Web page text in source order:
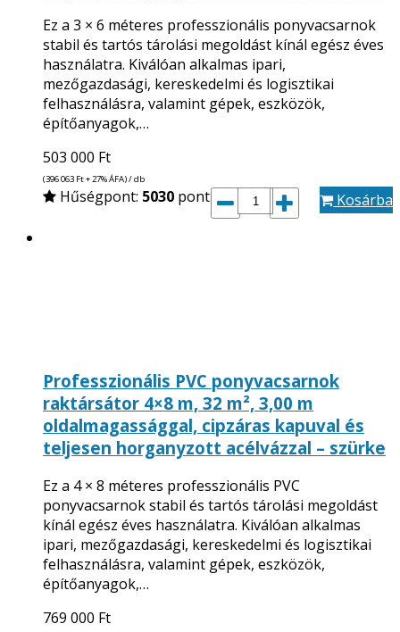
Ez a 3 × 6 méteres professzionális ponyvacsarnok
stabil és tartós tárolási megoldást kínál egész éves
használatra. Kiválóan alkalmas ipari,
mezőgazdasági, kereskedelmi és logisztikai
felhasználásra, valamint gépek, eszközök,
építőanyagok,…
503 000 Ft
(396 063 Ft+ 27% ÁFA) / db
Hűségpont: 5030 pont Kosárba
Professzionális PVC ponyvacsarnok
raktársátor 4×8 m, 32 m², 3,00 m
oldalmagassággal, cipzáras kapuval és
teljesen horganyzott acélvázzal – szürke
Ez a 4 × 8 méteres professzionális PVC
ponyvacsarnok stabil és tartós tárolási megoldást
kínál egész éves használatra. Kiválóan alkalmas
ipari, mezőgazdasági, kereskedelmi és logisztikai
felhasználásra, valamint gépek, eszközök,
építőanyagok,…
769 000 Ft